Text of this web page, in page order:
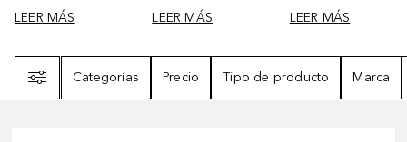
LEER MÁS
LEER MÁS LEER MÁS
Categorías
Precio Tipo de producto Marca